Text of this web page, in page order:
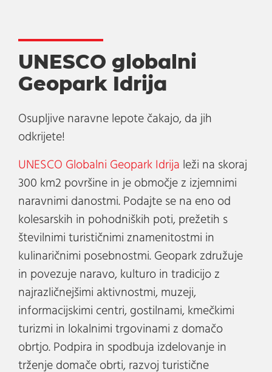
UNESCO globalni
Geopark Idrija
Osupljive naravne lepote čakajo, da jih
odkrijete!
UNESCO Globalni Geopark Idrija leži na skoraj
300 km2 površine in je območje z izjemnimi
naravnimi danostmi. Podajte se na eno od
kolesarskih in pohodniških poti, prežetih s
številnimi turističnimi znamenitostmi in
kulinaričnimi posebnostmi. Geopark združuje
in povezuje naravo, kulturo in tradicijo z
najrazličnejšimi aktivnostmi, muzeji,
informacijskimi centri, gostilnami, kmečkimi
turizmi in lokalnimi trgovinami z domačo
obrtjo. Podpira in spodbuja izdelovanje in
trženje domače obrti, razvoj turistične